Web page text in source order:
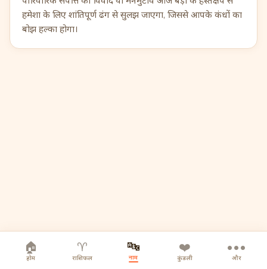
हमेशा के लिए शांतिपूर्ण ढंग से सुलझ जाएगा, जिससे आपके कंधों का
बोझ हल्का होगा।
🏠
होम
♈
राशिफल
🔤
नाम
❤️
कुंडली
•••
और